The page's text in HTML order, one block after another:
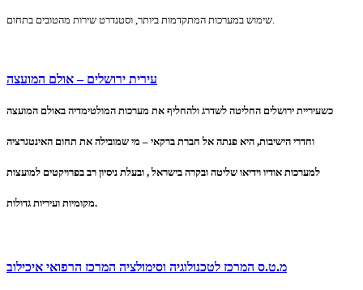
שימוש במערכות המתקדמות ביותר, וסטנדרט שירות מהטובים בתחום.
עירית ירושלים – אולם המועצה
כשעיריית ירושלים החליטה לשדרג ולהחליף את מערכות המולטימדיה באולם המועצה
וחדרי הישיבות, היא פנתה אל חברת ברקאי – מי שמובילה את תחום האינטגרציה
למערכות אודיו וידיאו שליטה ובקרה בישראל , ובעלת ניסיון רב בפרויקטים למועצות
מקומיות ועיריות גדולות.
מ.ט.ס המרכז לטכנולוגיה וסימולציה המרכז הרפואי איכילוב